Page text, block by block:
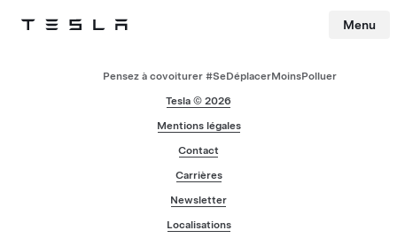
Tesla Menu
Pensez à covoiturer #SeDéplacerMoinsPolluer
Tesla © 2026
Mentions légales
Contact
Carrières
Newsletter
Localisations